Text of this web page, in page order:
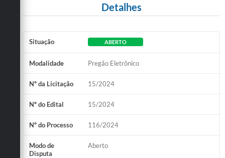
Detalhes
Situação ABERTO
Modalidade Pregão Eletrônico
Nº da Licitação 15/2024
Nº do Edital 15/2024
Nº do Processo 116/2024
Modo de
Disputa
Aberto